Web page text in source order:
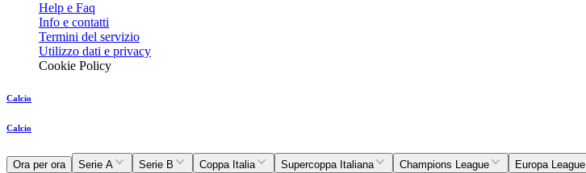
Help e Faq
Info e contatti
Termini del servizio
Utilizzo dati e privacy
Cookie Policy
Calcio
Calcio
Ora per ora Serie A Serie B Coppa Italia Supercoppa Italiana Champions League Europa League